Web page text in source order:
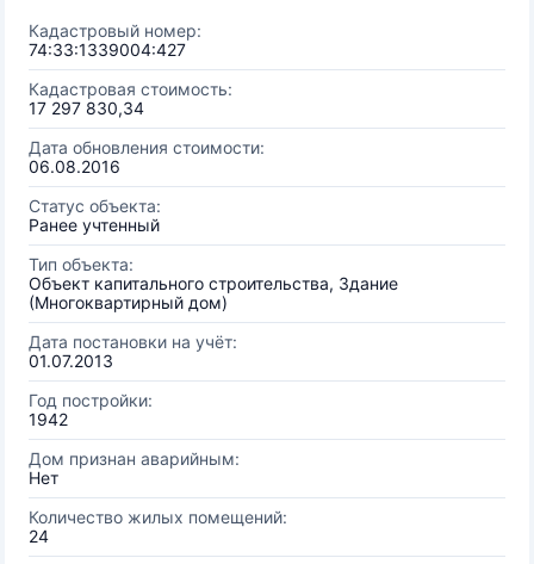
Кадастровый номер:
74:33:1339004:427
Кадастровая стоимость:
17 297 830,34
Дата обновления стоимости:
06.08.2016
Статус объекта:
Ранее учтенный
Тип объекта:
Объект капитального строительства, Здание
(Многоквартирный дом)
Дата постановки на учёт:
01.07.2013
Год постройки:
1942
Дом признан аварийным:
Нет
Количество жилых помещений:
24